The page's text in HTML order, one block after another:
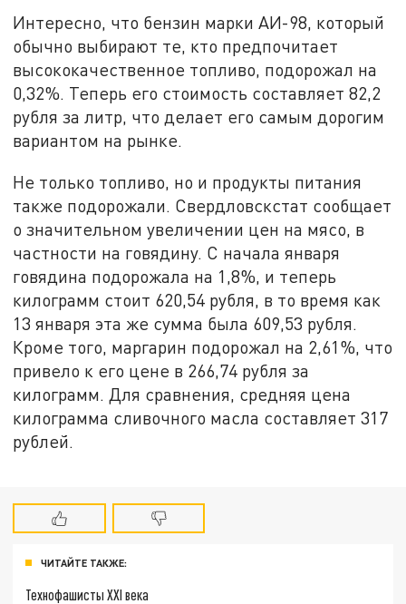
Интересно, что бензин марки АИ-98, который
обычно выбирают те, кто предпочитает
высококачественное топливо, подорожал на
0,32%. Теперь его стоимость составляет 82,2
рубля за литр, что делает его самым дорогим
вариантом на рынке.
Не только топливо, но и продукты питания
также подорожали. Свердловскстат сообщает
о значительном увеличении цен на мясо, в
частности на говядину. С начала января
говядина подорожала на 1,8%, и теперь
килограмм стоит 620,54 рубля, в то время как
13 января эта же сумма была 609,53 рубля.
Кроме того, маргарин подорожал на 2,61%, что
привело к его цене в 266,74 рубля за
килограмм. Для сравнения, средняя цена
килограмма сливочного масла составляет 317
рублей.
ЧИТАЙТЕ ТАКЖЕ:
Технофашисты XXI века